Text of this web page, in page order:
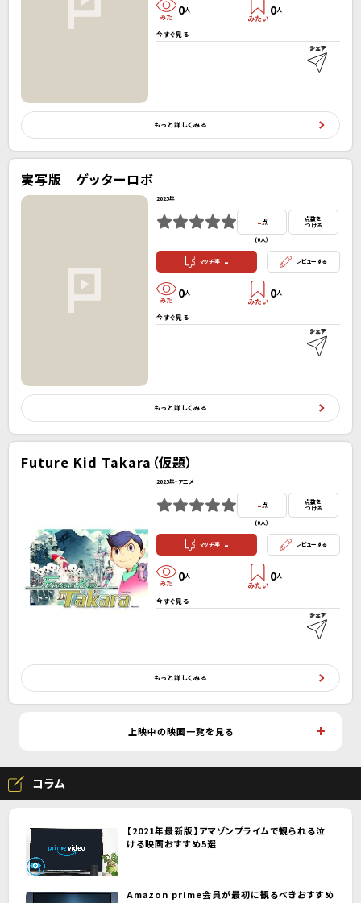
0人 0人
今すぐ見る
もっと詳しくみる
実写版 ゲッターロボ
2025年
-点
(0人）
点数を
つける
マッチ率 - レビューする
0人 0人
今すぐ見る
もっと詳しくみる
Future Kid Takara（仮題）
2025年・アニメ
-点
(0人）
点数を
つける
マッチ率 - レビューする
0人 0人
今すぐ見る
もっと詳しくみる
上映中の映画一覧を見る
コラム
【2021年最新版】アマゾンプライムで観られる泣
ける映画おすすめ5選
Amazon prime会員が最初に観るべきおすすめ